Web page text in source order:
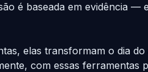
é baseada em evidência
elas transformam o dia
com essas